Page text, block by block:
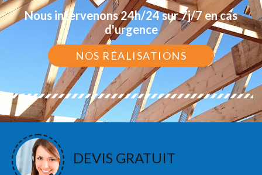
Nous intervenons 24h/24 sur 7j/7 en cas
d'urgence
NOS RÉALISATIONS
DEVIS GRATUIT